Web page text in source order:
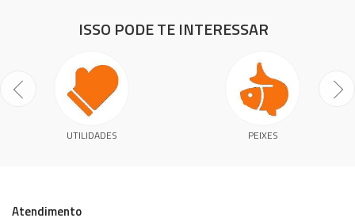
ISSO PODE TE INTERESSAR
UTILIDADES PEIXES
Atendimento